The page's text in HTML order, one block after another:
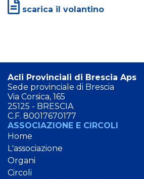
scarica il volantino
Acli Provinciali di Brescia Aps
Sede provinciale di Brescia
Via Corsica, 165
25125 - BRESCIA
C.F. 80017670177
ASSOCIAZIONE E CIRCOLI
Home
L'associazione
Organi
Circoli